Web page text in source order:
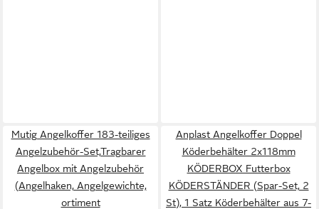
Mutig Angelkoffer 183-teiliges
Angelzubehör-Set,Tragbarer
Angelbox mit Angelzubehör
(Angelhaken, Angelgewichte,
ortiment
Anplast Angelkoffer Doppel
Köderbehälter 2x118mm
KÖDERBOX Futterbox
KÖDERSTÄNDER (Spar-Set, 2
St), 1 Satz Köderbehälter aus 7-